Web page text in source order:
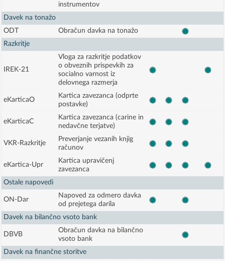
instrumentov
Davek na tonažo
ODT
Obračun davka na tonažo
Razkritje
IREK-21
Vloga za razkritje podatkov
o obveznih prispevkih za
socialno varnost iz
delovnega razmerja
eKarticaO
Kartica zavezanca (odprte
postavke)
eKarticaC
Kartica zavezanca (carine in
nedavčne terjatve)
VKR-Razkritje
Preverjanje vezanih knjig
računov
eKartica-Upr
Kartica upravičenj
zavezanca
Ostale napovedi
ON-Dar
Napoved za odmero davka
od prejetega darila
Davek na bilančno vsoto bank
DBVB
Obračun davka na bilančno
vsoto bank
Davek na finančne storitve